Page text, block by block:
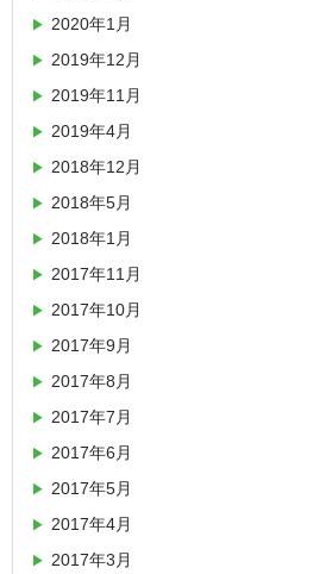
2020年1月
2019年12月
2019年11月
2019年4月
2018年12月
2018年5月
2018年1月
2017年11月
2017年10月
2017年9月
2017年8月
2017年7月
2017年6月
2017年5月
2017年4月
2017年3月